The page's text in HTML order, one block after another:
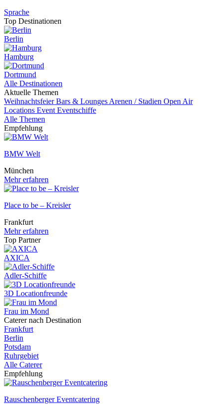
Sprache
Top Destinationen
Berlin
Hamburg
Dortmund
Alle Destinationen
Aktuelle Themen
WeihnachtsfeierBars & Lounges Arenen / Stadien Open Air
Locations Event Eventschiffe
Alle Themen
Empfehlung
BMW Welt
München
Mehr erfahren
Place to be – Kreisler
Frankfurt
Mehr erfahren
Top Partner
AXICA
Adler-Schiffe
3D Locationfreunde
Frau im Mond
Caterer nach Destination
Frankfurt
Berlin
Potsdam
Ruhrgebiet
Alle Caterer
Empfehlung
Rauschenberger Eventcatering